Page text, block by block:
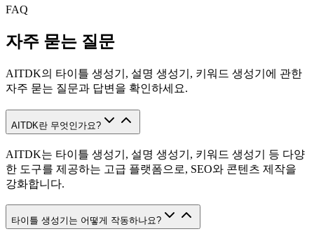
FAQ
자주 묻는 질문
AITDK의 타이틀 생성기, 설명 생성기, 키워드 생성기에 관한
자주 묻는 질문과 답변을 확인하세요.
AITDK란 무엇인가요?
AITDK는 타이틀 생성기, 설명 생성기, 키워드 생성기 등 다양
한 도구를 제공하는 고급 플랫폼으로, SEO와 콘텐츠 제작을
강화합니다.
타이틀 생성기는 어떻게 작동하나요?